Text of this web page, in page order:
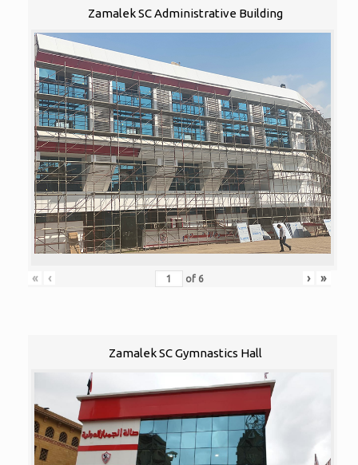
Zamalek SC Administrative Building
« ‹ of 6 › »
Zamalek SC Gymnastics Hall